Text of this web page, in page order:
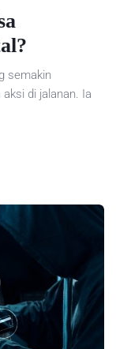
semakin
di jalanan. Ia